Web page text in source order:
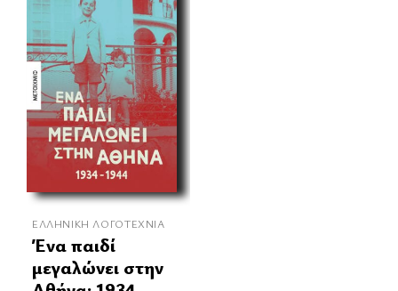
ΕΛΛΗΝΙΚΉ ΛΟΓΟΤΕΧΝΊΑ
Ένα παιδί
μεγαλώνει στην